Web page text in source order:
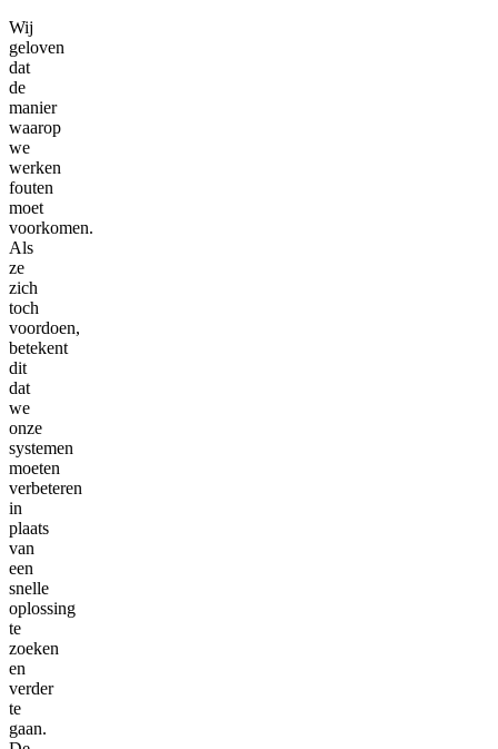
Wij
geloven
dat
de
manier
waarop
we
werken
fouten
moet
voorkomen.
Als
ze
zich
toch
voordoen,
betekent
dit
dat
we
onze
systemen
moeten
verbeteren
in
plaats
van
een
snelle
oplossing
te
zoeken
en
verder
te
gaan.